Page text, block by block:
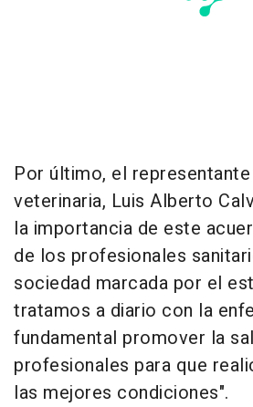
Por último, el
veterinaria, Luis Alberto
la importancia de este
de los profesionales
sociedad marcada por el
tratamos a diario con la
fundamental promover la
profesionales para que
las mejores condiciones".